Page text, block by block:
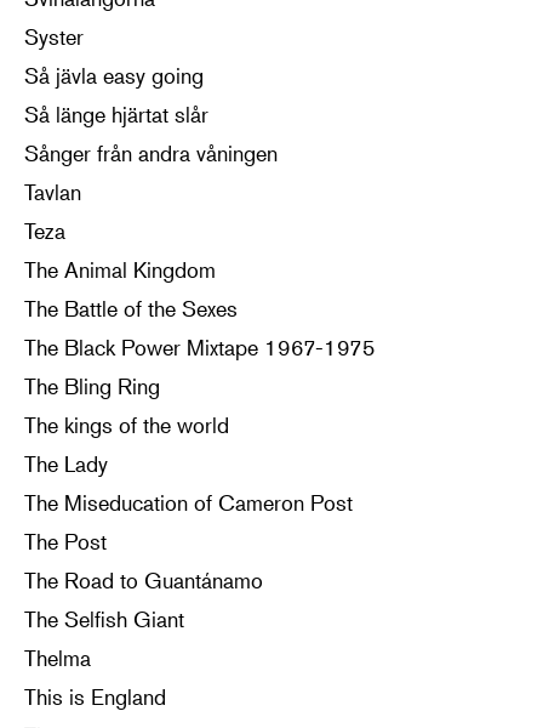
Syster
Så jävla easy going
Så länge hjärtat slår
Sånger från andra våningen
Tavlan
Teza
The Animal Kingdom
The Battle of the Sexes
The Black Power Mixtape 1967-1975
The Bling Ring
The kings of the world
The Lady
The Miseducation of Cameron Post
The Post
The Road to Guantánamo
The Selfish Giant
Thelma
This is England